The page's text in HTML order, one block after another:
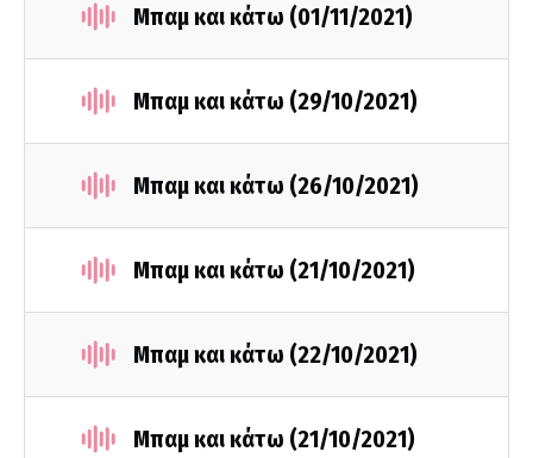
Μπαμ και κάτω (01/11/2021)
Μπαμ και κάτω (29/10/2021)
Μπαμ και κάτω (26/10/2021)
Μπαμ και κάτω (21/10/2021)
Μπαμ και κάτω (22/10/2021)
Μπαμ και κάτω (21/10/2021)